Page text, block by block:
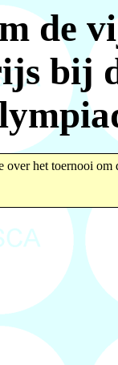
de
bij
over het toernooi